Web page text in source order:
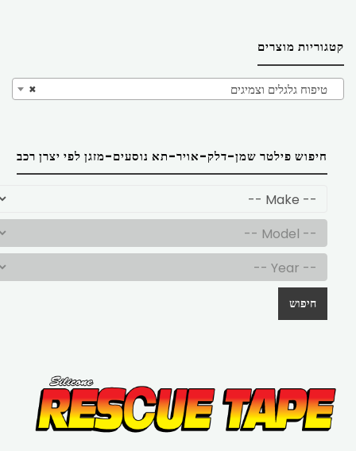
קטגוריות מוצרים
× טיפוח גלגלים וצמיגים
חיפוש פילטר שמן-דלק-אויר-תא נוסעים-מזגן לפי יצרן רכב
חיפוש